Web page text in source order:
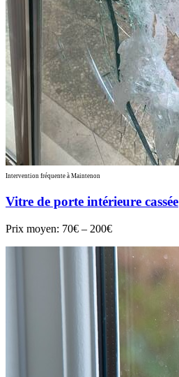
Intervention fréquente à Maintenon
Vitre de porte intérieure cassée
Prix moyen: 70€ – 200€